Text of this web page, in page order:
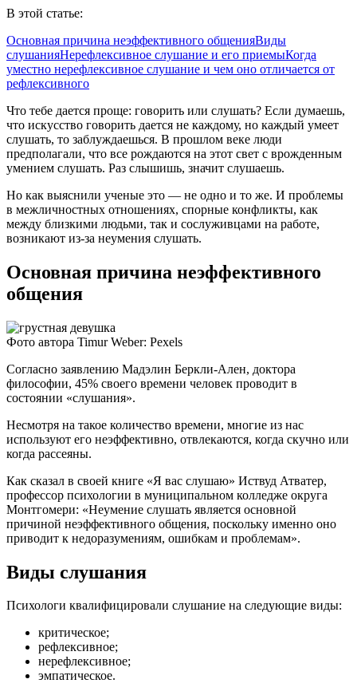
В этой статье:
Основная причина неэффективного общенияВиды
слушанияНерефлексивное слушание и его приемыКогда
уместно нерефлексивное слушание и чем оно отличается от
рефлексивного
Что тебе дается проще: говорить или слушать? Если думаешь,
что искусство говорить дается не каждому, но каждый умеет
слушать, то заблуждаешься. В прошлом веке люди
предполагали, что все рождаются на этот свет с врожденным
умением слушать. Раз слышишь, значит слушаешь.
Но как выяснили ученые это — не одно и то же. И проблемы
в межличностных отношениях, спорные конфликты, как
между близкими людьми, так и сослуживцами на работе,
возникают из-за неумения слушать.
Основная причина неэффективного
общения
Фото автора Timur Weber: Pexels
Согласно заявлению Мадэлин Беркли-Ален, доктора
философии, 45% своего времени человек проводит в
состоянии «слушания».
Несмотря на такое количество времени, многие из нас
используют его неэффективно, отвлекаются, когда скучно или
когда рассеяны.
Как сказал в своей книге «Я вас слушаю» Иствуд Атватер,
профессор психологии в муниципальном колледже округа
Монтгомери: «Неумение слушать является основной
причиной неэффективного общения, поскольку именно оно
приводит к недоразумениям, ошибкам и проблемам».
Виды слушания
Психологи квалифицировали слушание на следующие виды:
критическое;
рефлексивное;
нерефлексивное;
эмпатическое.